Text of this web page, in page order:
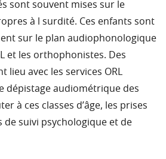
sont souvent mises sur le
à l surdité. Ces enfants sont
sur le plan audiophonologique
et les orthophonistes. Des
avec les services ORL
dépistage audiométrique des
à ces classes d’âge, les prises
de suivi psychologique et de